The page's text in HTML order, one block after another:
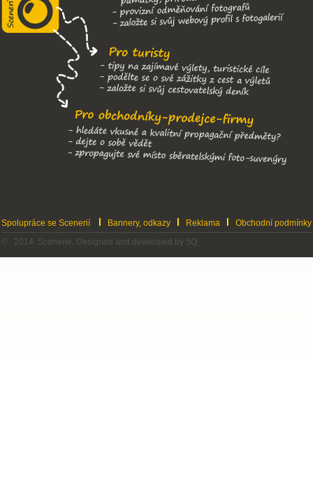
Spolupráce se Scenerií Bannery, odkazy Reklama
Obchodní podmínky
© 2014 Scenerie, Designed and developed by 5Q